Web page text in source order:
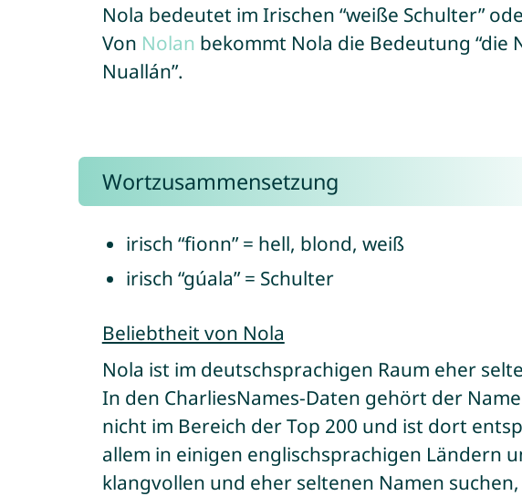
Nola bedeutet im Irischen “weiße Schulter”
Von Nolan bekommt Nola die Bedeutung “die
Nuallán”.
Wortzusammensetzung
irisch “fionn” = hell, blond, weiß
irisch “gúala” = Schulter
Beliebtheit von Nola
Nola ist im deutschsprachigen Raum eher
In den CharliesNames-Daten gehört der
nicht im Bereich der Top 200 und ist dort
allem in einigen englischsprachigen Ländern
klangvollen und eher seltenen Namen